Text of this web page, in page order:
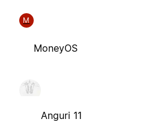
M
MoneyOS
Anguri 11